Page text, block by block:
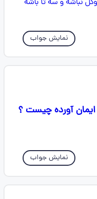
نمایش جواب
آورده چیست ؟
نمایش جواب